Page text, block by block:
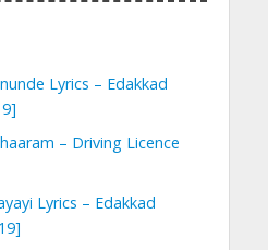
Lyrics – Edakkad
– Driving Licence
Lyrics – Edakkad